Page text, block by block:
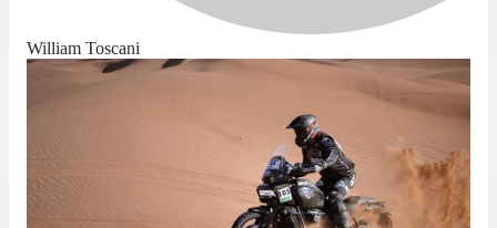
William Toscani